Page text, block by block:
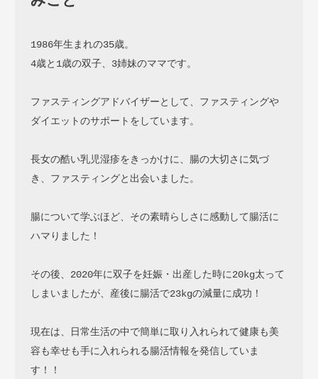
1986年生まれの35歳。
4歳と1歳の双子、3姉妹のママです。
ファスティングアドバイザーとして、ファスティングや
ダイエットのサポートをしています。
長女の酷い乳児湿疹をきっかけに、腸の大切さに気づ
き、ファスティングと出会いました。
腸について学ぶほど、その素晴らしさに感動して腸活に
ハマりました！
その後、2020年に双子を妊娠・出産した時に20kg太って
しまいましたが、産後に腸活で23kgの減量に成功！
現在は、日常生活の中で簡単に取り入れられて健康も美
容も幸せも手に入れられる腸活情報を発信していま
す！！